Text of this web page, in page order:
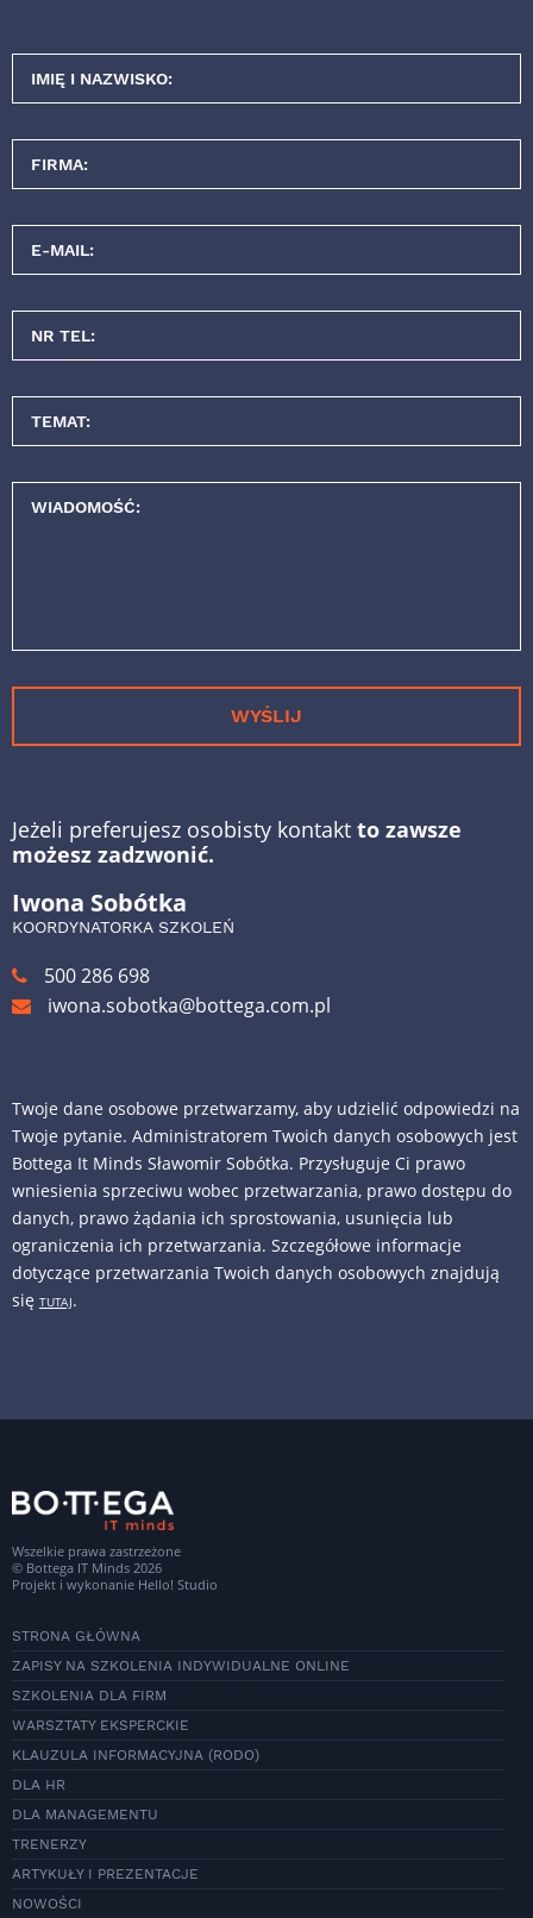
IMIĘ I NAZWISKO:
FIRMA:
E-MAIL:
NR TEL:
TEMAT:
WIADOMOŚĆ:
WYŚLIJ
Jeżeli preferujesz osobisty kontakt to zawsze
możesz zadzwonić.
Iwona Sobótka
KOORDYNATORKA SZKOLEŃ
500 286 698
iwona.sobotka@bottega.com.pl
Twoje dane osobowe przetwarzamy, aby udzielić odpowiedzi na
Twoje pytanie. Administratorem Twoich danych osobowych jest
Bottega It Minds Sławomir Sobótka. Przysługuje Ci prawo
wniesienia sprzeciwu wobec przetwarzania, prawo dostępu do
danych, prawo żądania ich sprostowania, usunięcia lub
ograniczenia ich przetwarzania. Szczegółowe informacje
dotyczące przetwarzania Twoich danych osobowych znajdują
się TUTAJ.
Wszelkie prawa zastrzeżone
© Bottega IT Minds 2026
Projekt i wykonanie Hello! Studio
STRONA GŁÓWNA
ZAPISY NA SZKOLENIA INDYWIDUALNE ONLINE
SZKOLENIA DLA FIRM
WARSZTATY EKSPERCKIE
KLAUZULA INFORMACYJNA (RODO)
DLA HR
DLA MANAGEMENTU
TRENERZY
ARTYKUŁY I PREZENTACJE
NOWOŚCI